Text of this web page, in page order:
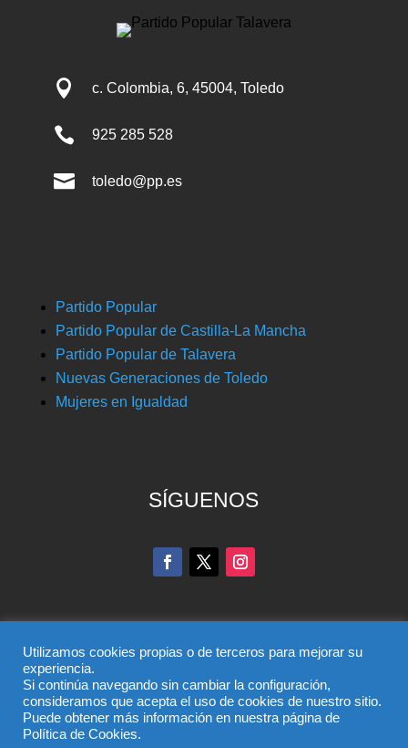
 c. Colombia, 6, 45004, Toledo
 925 285 528
 toledo@pp.es
Partido Popular
Partido Popular de Castilla-La Mancha
Partido Popular de Talavera
Nuevas Generaciones de Toledo
Mujeres en Igualdad
SÍGUENOS
© Partido Popular de Toledo – C/ Colombia, 6, 45004,
Toledo, Teléfono 925 285 528
El uso de este sitio implica la aceptación del
Utilizamos cookies propias o de terceros para mejorar su
experiencia.
Si continúa navegando sin cambiar la configuración,
consideramos que acepta el uso de cookies de nuestro sitio.
Puede obtener más información en nuestra página de
Política de Cookies.